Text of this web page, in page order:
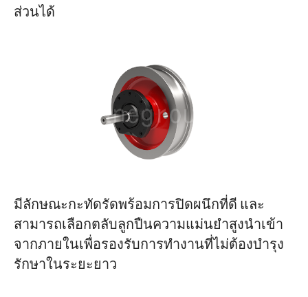
ส่วนได้
มีลักษณะกะทัดรัดพร้อมการปิดผนึกที่ดี และ
สามารถเลือกตลับลูกปืนความแม่นยำสูงนำเข้า
จากภายในเพื่อรองรับการทำงานที่ไม่ต้องบำรุง
รักษาในระยะยาว